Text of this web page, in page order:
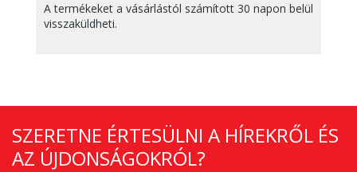
A termékeket a vásárlástól számított 30 napon belül
visszaküldheti.
SZERETNE ÉRTESÜLNI A HÍREKRŐL ÉS
AZ ÚJDONSÁGOKRÓL?